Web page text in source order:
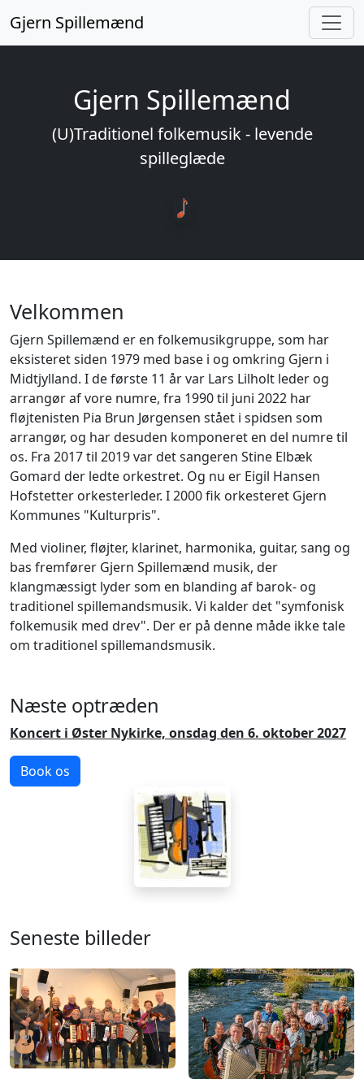
Gjern Spillemænd
Gjern Spillemænd
(U)Traditionel folkemusik - levende
spilleglæde
Velkommen
Gjern Spillemænd er en folkemusikgruppe, som har
eksisteret siden 1979 med base i og omkring Gjern i
Midtjylland. I de første 11 år var Lars Lilholt leder og
arrangør af vore numre, fra 1990 til juni 2022 har
fløjtenisten Pia Brun Jørgensen stået i spidsen som
arrangør, og har desuden komponeret en del numre til
os. Fra 2017 til 2019 var det sangeren Stine Elbæk
Gomard der ledte orkestret. Og nu er Eigil Hansen
Hofstetter orkesterleder. I 2000 fik orkesteret Gjern
Kommunes "Kulturpris".
Med violiner, fløjter, klarinet, harmonika, guitar, sang og
bas fremfører Gjern Spillemænd musik, der
klangmæssigt lyder som en blanding af barok- og
traditionel spillemandsmusik. Vi kalder det "symfonisk
folkemusik med drev". Der er på denne måde ikke tale
om traditionel spillemandsmusik.
Næste optræden
Koncert i Øster Nykirke, onsdag den 6. oktober 2027
Book os
Seneste billeder